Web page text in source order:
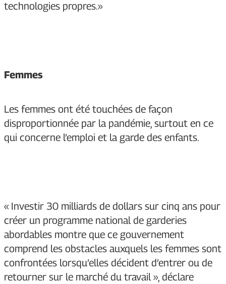
technologies propres.»
Femmes
Les femmes ont été touchées de façon
disproportionnée par la pandémie, surtout en ce
qui concerne l’emploi et la garde des enfants.
« Investir 30 milliards de dollars sur cinq ans pour
créer un programme national de garderies
abordables montre que ce gouvernement
comprend les obstacles auxquels les femmes sont
confrontées lorsqu’elles décident d’entrer ou de
retourner sur le marché du travail », déclare